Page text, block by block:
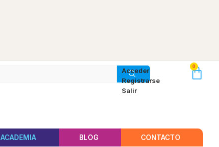
Acceder
Registrarse
Salir
0
ACADEMIA BLOG CONTACTO